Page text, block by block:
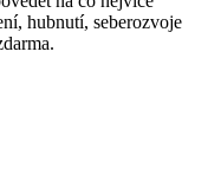
hubnutí, seberozvoje